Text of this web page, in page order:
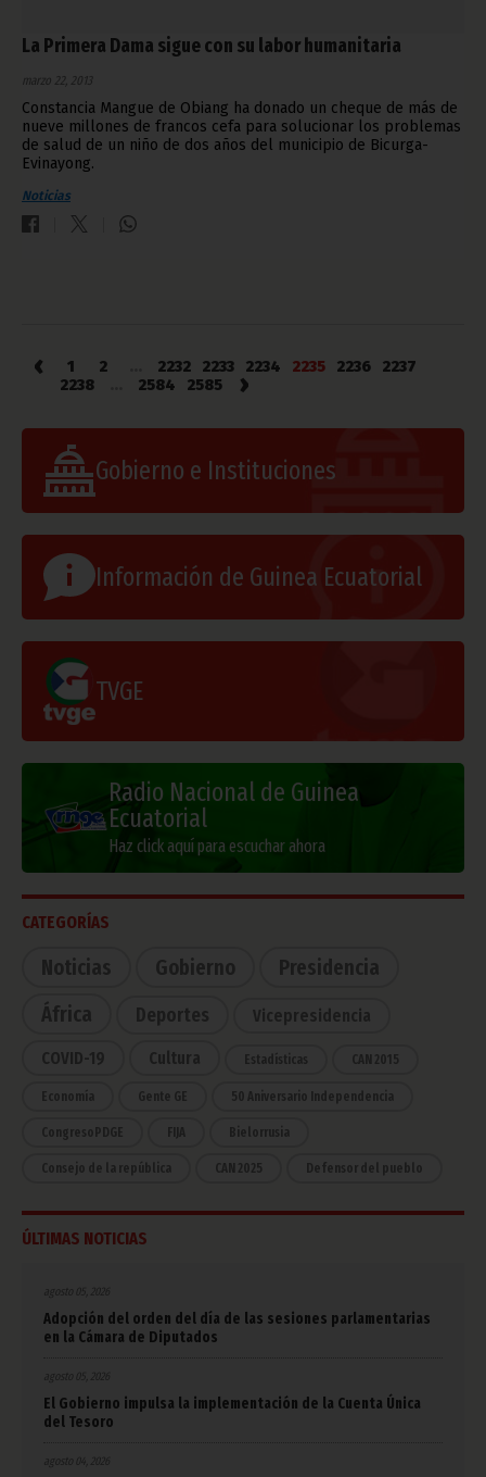
La Primera Dama sigue con su labor humanitaria
marzo 22, 2013
Constancia Mangue de Obiang ha donado un cheque de más de
nueve millones de francos cefa para solucionar los problemas
de salud de un niño de dos años del municipio de Bicurga-
Evinayong.
Noticias
‹ 1 2 2232 2233 2234 2235 2236
2237
2238
2584 2585 ›
Gobierno e Instituciones
Información de Guinea Ecuatorial
TVGE
Radio Nacional de Guinea
Ecuatorial
Haz click aquí para escuchar ahora
CATEGORÍAS
Noticias Gobierno
Presidencia
África
Deportes Vicepresidencia
COVID-19 Cultura Estadísticas CAN 2015
Economía Gente GE 50 Aniversario Independencia
CongresoPDGE FIJA Bielorrusia
Consejo de la república CAN 2025 Defensor del pueblo
ÚLTIMAS NOTICIAS
agosto 05, 2026
Adopción del orden del día de las sesiones parlamentarias
en la Cámara de Diputados
agosto 05, 2026
El Gobierno impulsa la implementación de la Cuenta Única
del Tesoro
agosto 04, 2026